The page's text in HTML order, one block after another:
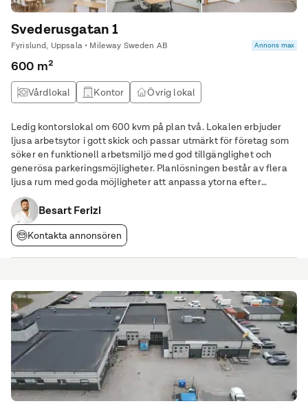
Svederusgatan 1
Fyrislund, Uppsala • Mileway Sweden AB Annons max
600 m²
Vårdlokal Kontor Övrig lokal
Ledig kontorslokal om 600 kvm på plan två. Lokalen erbjuder
ljusa arbetsytor i gott skick och passar utmärkt för företag som
söker en funktionell arbetsmiljö med god tillgänglighet och
generösa parkeringsmöjligheter. Planlösningen består av flera
ljusa rum med goda möjligheter att anpassa ytorna efter
verksamhetens behov och önskemål. De generösa
personalutrymmena skapar en trivsam och praktisk
Besart Ferizi
Kontakta annonsören